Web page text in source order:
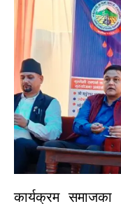
कार्यक्रम समाजका